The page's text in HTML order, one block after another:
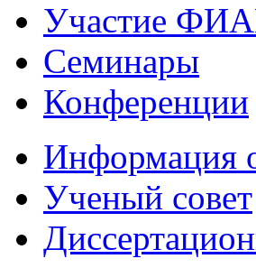
Участие
Семинары
Конференции
Информация
Ученый совет